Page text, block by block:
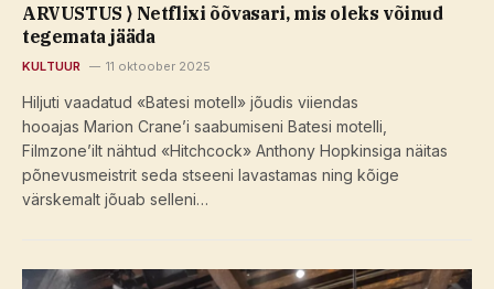
ARVUSTUS ⟩ Netflixi õõvasari, mis oleks võinud
tegemata jääda
KULTUUR 11 oktoober 2025
Hiljuti vaadatud «Batesi motell» jõudis viiendas
hooajas Marion Crane’i saabumiseni Batesi motelli,
Filmzone’ilt nähtud «Hitchcock»​ Anthony Hopkinsiga näitas
põnevusmeistrit seda stseeni lavastamas ning kõige
värskemalt jõuab selleni…